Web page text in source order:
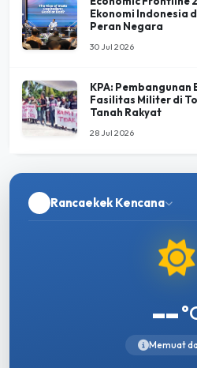
Ekonomi Indonesia
Peran Negara
30 Jul 2026
KPA:
Fasilitas Militer di
Tanah Rakyat
28 Jul 2026
Rancaekek Kencana
--
Memuat